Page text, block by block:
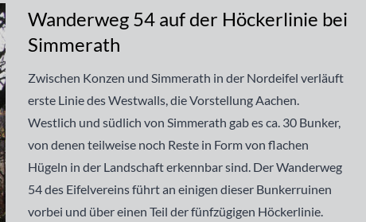
Wanderweg 54 auf der Höckerlinie bei
Simmerath
Zwischen Konzen und Simmerath in der Nordeifel verläuft
erste Linie des Westwalls, die Vorstellung Aachen.
Westlich und südlich von Simmerath gab es ca. 30 Bunker,
von denen teilweise noch Reste in Form von flachen
Hügeln in der Landschaft erkennbar sind. Der Wanderweg
54 des Eifelvereins führt an einigen dieser Bunkerruinen
vorbei und über einen Teil der fünfzügigen Höckerlinie.